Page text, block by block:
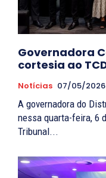
Governadora
cortesia ao
Notícias 07/05/2026
A governadora do
nessa quarta-feira, 6
Tribunal...